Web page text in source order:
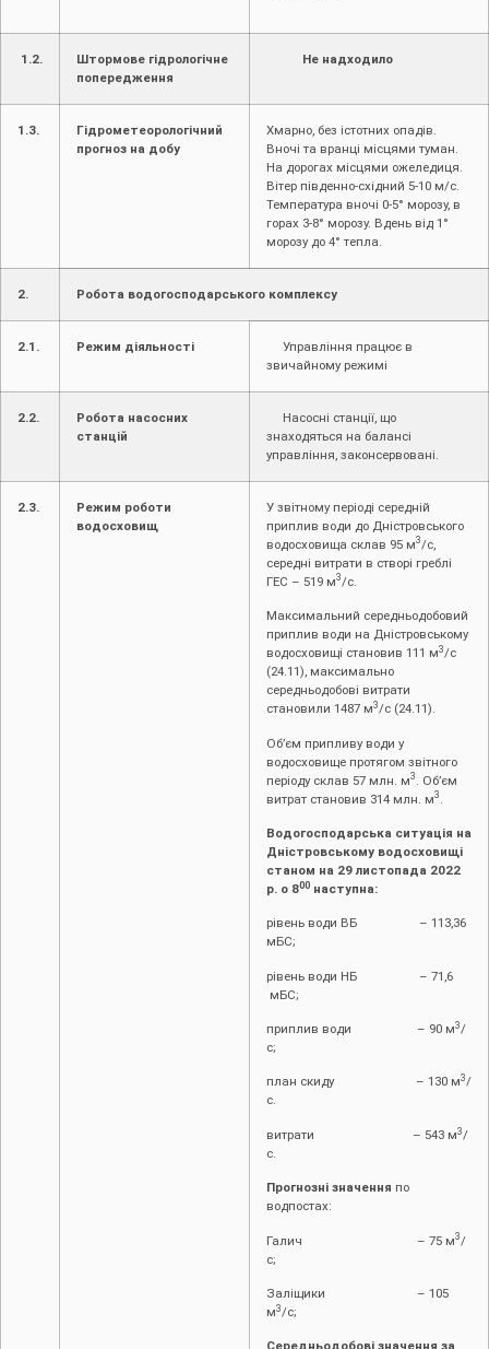
1.2.
Штормове гідрологічне
попередження
Не надходило
1.3.
Гідрометеорологічний
прогноз на добу
Хмарно, без істотних опадів.
Вночі та вранці місцями туман.
На дорогах місцями ожеледиця.
Вітер південно-східний 5-10 м/с.
Температура вночі 0-5° морозу, в
горах 3-8° морозу. Вдень від 1°
морозу до 4° тепла.
2. Робота водогосподарського комплексу
2.1. Режим діяльності
Управління працює в
звичайному режимі
2.2.
Робота насосних
станцій
Насосні станції, що
знаходяться на балансі
управління, законсервовані.
2.3.
Режим роботи
водосховищ
У звітному періоді середній
приплив води до Дністровського
водосховища склав 95 м3 /с,
середні витрати в створі греблі
ГЕС – 519 м3 /с.
Максимальний середньодобовий
приплив води на Дністровському
водосховищі становив 111 м3/с
(24.11), максимально
середньодобові витрати
становили 1487 м3/с (24.11).
Об’єм припливу води у
водосховище протягом звітного
періоду склав 57 млн. м3
. Об’єм
витрат становив 314 млн. м3
Водогосподарська ситуація на
Дністровському водосховищі
станом на 29 листопада 2022
р. о 800 наступна:
рівень води ВБ – 113,36
мБС;
рівень води НБ – 71,6
мБС;
приплив води – 90 м3/
с;
план скиду – 130 м3/
с.
витрати – 543 м3/
с.
Прогнозні значення по
водпостах:
Галич – 75 м3 /
с;
Заліщики – 105
м3/с;